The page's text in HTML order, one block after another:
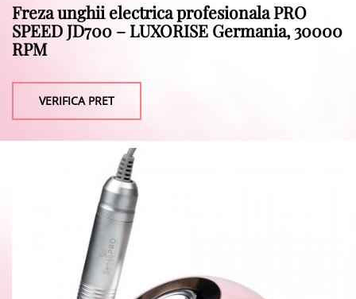
Freza unghii electrica profesionala PRO
SPEED JD700 – LUXORISE Germania, 30000
RPM
VERIFICA PRET